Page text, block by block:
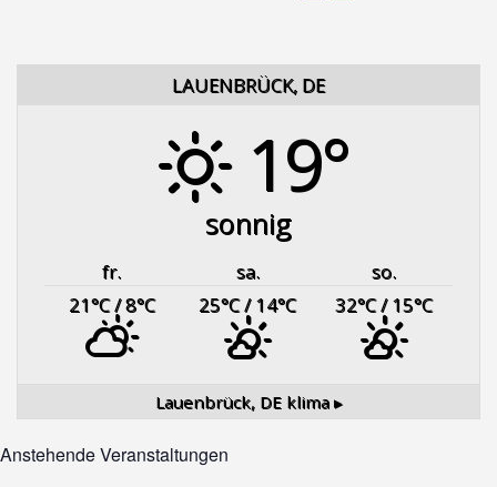
LAUENBRÜCK, DE
19°
sonnig
fr. sa.
so.
21°C/ 8°C 25°C/ 14°C 32°C/ 15°C
Lauenbrück, DEklima ▸
Anstehende Veranstaltungen